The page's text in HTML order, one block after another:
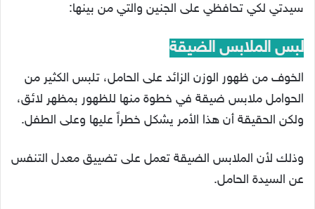
سيدتي لكي تحافظي على الجنين والتي من بينها:
لبس الملابس الضيقة
الخوف من ظهور الوزن الزائد على الحامل، تلبس الكثير من
الحوامل ملابس ضيقة في خطوة منها للظهور بمظهر لائق،
ولكن الحقيقة أن هذا الأمر يشكل خطراً عليها وعلى الطفل.
وذلك لأن الملابس الضيقة تعمل على تضييق معدل التنفس
عن السيدة الحامل.